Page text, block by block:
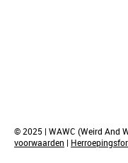
© 2025 | WAWC (Weird And
voorwaarden |